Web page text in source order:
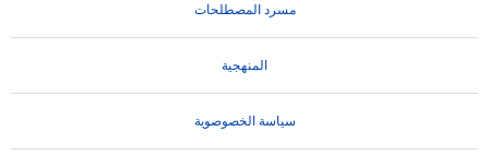
مسرد المصطلحات
المنهجية
سياسة الخصوصوية